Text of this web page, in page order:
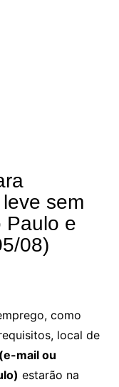
sem
Paulo e
08)
como
local de
(e-mail ou
estarão na